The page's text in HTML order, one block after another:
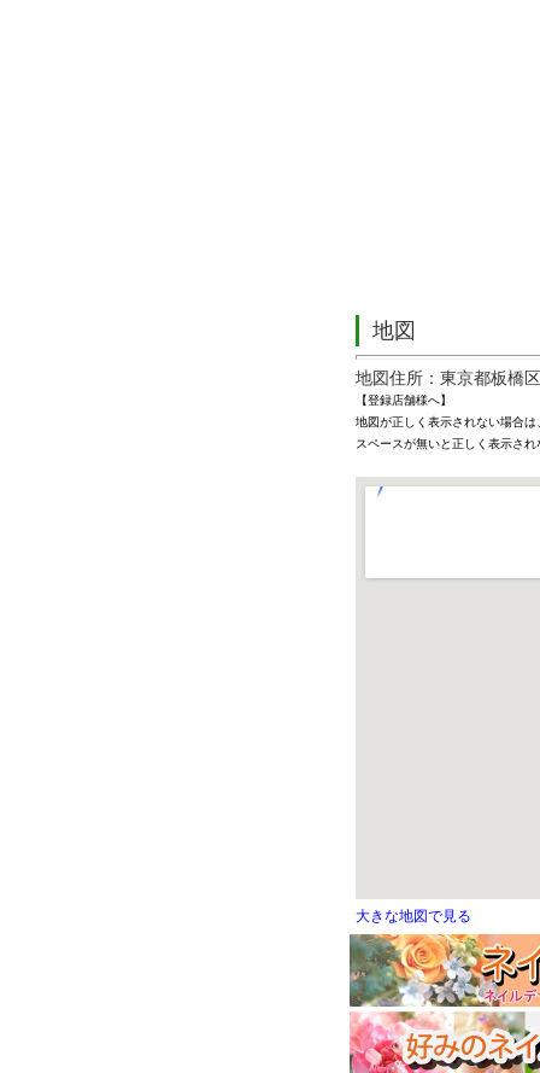
地図
地図住所：東京都板橋
【登録店舗様へ】
地図が正しく表示されない場合
スペースが無いと正しく表示さ
大きな地図で見る